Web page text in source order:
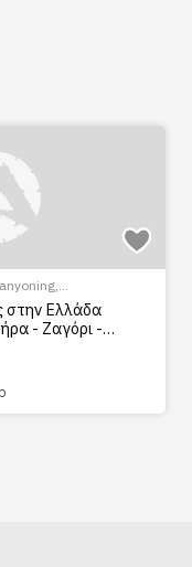
,
Scramble,
χώροι,
Ξεναγήσεις/Αξιοθέατα
στην Ελλάδα
- Ζαγόρι -